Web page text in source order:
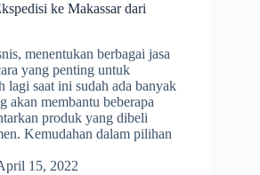
ke Makassar dari
menentukan berbagai jasa
yang penting untuk
lagi saat ini sudah ada banyak
akan membantu beberapa
produk yang dibeli
Kemudahan dalam pilihan
15, 2022